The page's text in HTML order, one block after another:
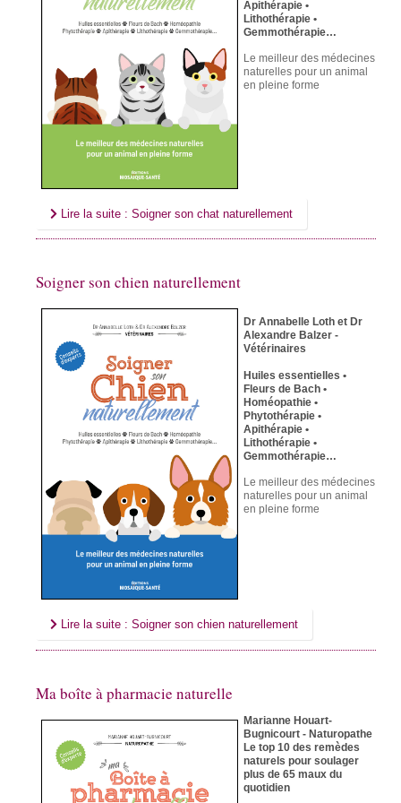
Apithérapie •
Lithothérapie •
Gemmothérapie…
Le meilleur des médecines
naturelles pour un animal
en pleine forme
Lire la suite : Soigner son chat naturellement
Soigner son chien naturellement
Dr Annabelle Loth et Dr
Alexandre Balzer -
Vétérinaires
Huiles essentielles •
Fleurs de Bach •
Homéopathie •
Phytothérapie •
Apithérapie •
Lithothérapie •
Gemmothérapie…
Le meilleur des médecines
naturelles pour un animal
en pleine forme
Lire la suite : Soigner son chien naturellement
Ma boîte à pharmacie naturelle
Marianne Houart-
Bugnicourt - Naturopathe
Le top 10 des remèdes
naturels pour soulager
plus de 65 maux du
quotidien